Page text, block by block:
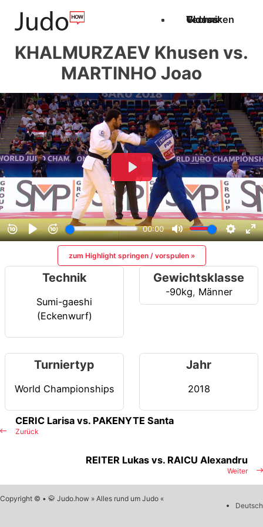
Techniken
Videos
Glossar
KHALMURZAEV Khusen vs.
MARTINHO Joao
zum Highlight springen / vorspulen »
Technik
Sumi-gaeshi
(Eckenwurf)
Gewichtsklasse
-90kg, Männer
Turniertyp
World Championships
Jahr
2018
Zurück
CERIC Larisa vs. PAKENYTE Santa
Weiter
REITER Lukas vs. RAICU Alexandru
Copyright © • 🥋 Judo.how » Alles rund um Judo «
Deutsch